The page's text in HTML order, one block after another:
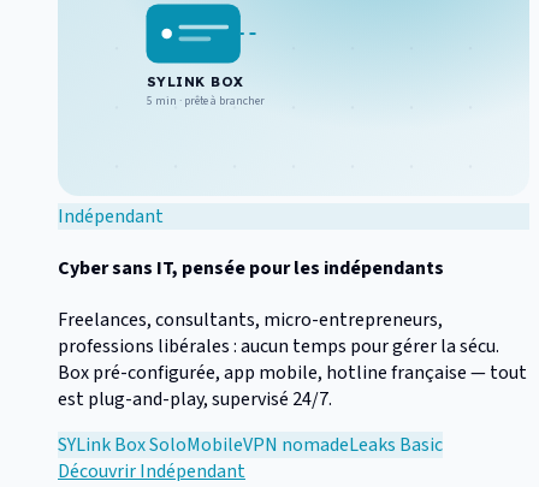
SYLINK BOX
5 min · prête à brancher
Indépendant
Cyber sans IT, pensée pour les indépendants
Freelances, consultants, micro-entrepreneurs,
professions libérales : aucun temps pour gérer la sécu.
Box pré-configurée, app mobile, hotline française — tout
est plug-and-play, supervisé 24/7.
SYLink Box SoloMobileVPN nomadeLeaks Basic
DécouvrirIndépendant